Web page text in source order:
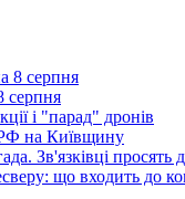
серпня
і "парад" дронів
на Київщину
Зв'язківці просять
що входить до